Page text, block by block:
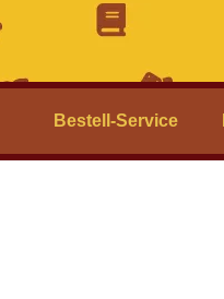
Bestell-Service